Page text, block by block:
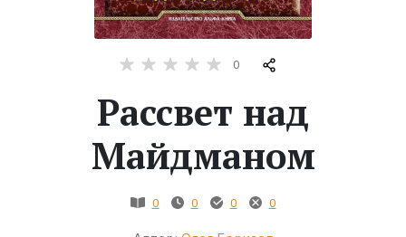
Экранизации
0
Рассвет над
Майдманом
0 0 0 0